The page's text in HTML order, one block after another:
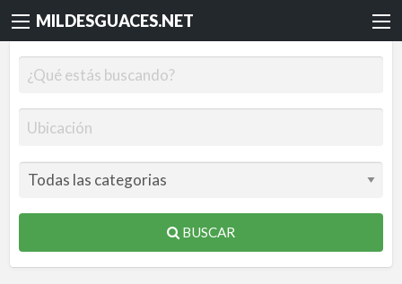
MILDESGUACES.NET
BUSCAR